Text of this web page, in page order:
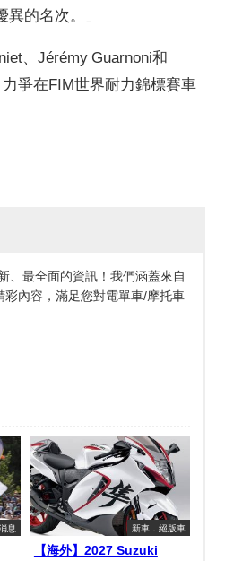
的名次。」
、Jérémy Guarnoni和
爭在FIM世界耐力錦標賽車
、最全面的資訊！我們涵蓋來自
彩內容，滿足您對電單車/摩托車
息 新車．絕版車
【海外】2027 Suzuki